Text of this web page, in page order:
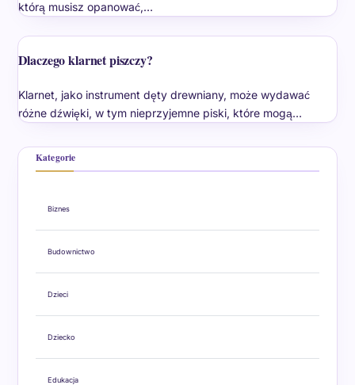
którą musisz opanować,…
Dlaczego klarnet piszczy?
Klarnet, jako instrument dęty drewniany, może wydawać
różne dźwięki, w tym nieprzyjemne piski, które mogą…
Kategorie
Biznes
Budownictwo
Dzieci
Dziecko
Edukacja